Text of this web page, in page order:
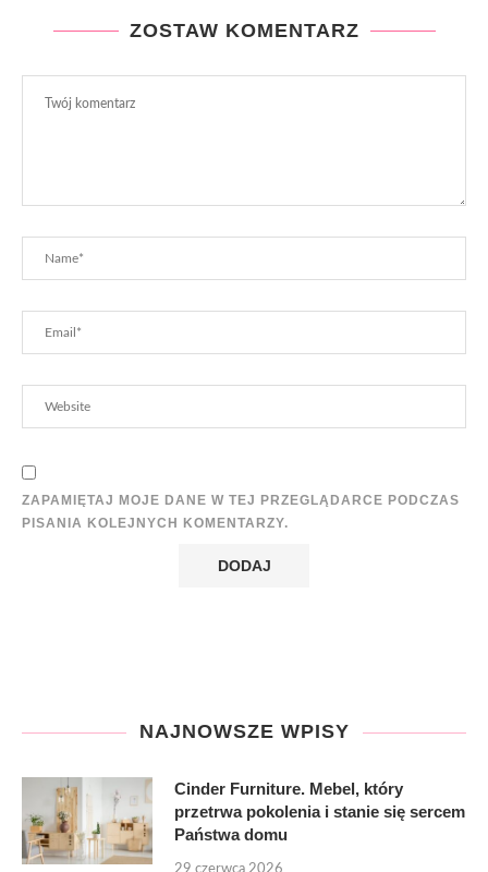
ZOSTAW KOMENTARZ
ZAPAMIĘTAJ MOJE DANE W TEJ PRZEGLĄDARCE PODCZAS
PISANIA KOLEJNYCH KOMENTARZY.
NAJNOWSZE WPISY
Cinder Furniture. Mebel, który
przetrwa pokolenia i stanie się sercem
Państwa domu